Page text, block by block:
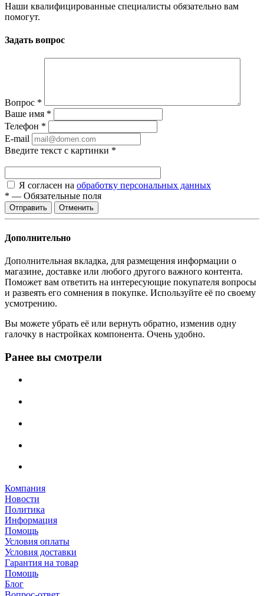
Наши квалифицированные специалисты обязательно вам
помогут.
Задать вопрос
Вопрос *
Ваше имя *
Телефон *
E-mail
Введите текст с картинки *
Я согласен на обработку персональных данных
* — Обязательные поля
Отменить
Дополнительно
Дополнительная вкладка, для размещения информации о
магазине, доставке или любого другого важного контента.
Поможет вам ответить на интересующие покупателя вопросы
и развеять его сомнения в покупке. Используйте её по своему
усмотрению.
Вы можете убрать её или вернуть обратно, изменив одну
галочку в настройках компонента. Очень удобно.
Ранее вы смотрели
Компания
Новости
Политика
Информация
Помощь
Условия оплаты
Условия доставки
Гарантия на товар
Помощь
Блог